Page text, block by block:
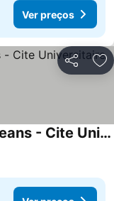
Ver preços
Partilhar
Le Saint-germain - Porte Dorleans - Cite Universitaire Paris 14